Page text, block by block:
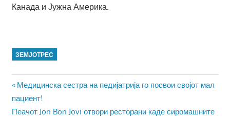
Канада и Јужна Америка.
ЗЕМЈОТРЕС
Навигација
на
Previous
Post:
Медицинска сестра на педијатрија го посвои својот мал
пациент!
Next
Пеачот Jon Bon Jovi отвори ресторани каде сиромашните